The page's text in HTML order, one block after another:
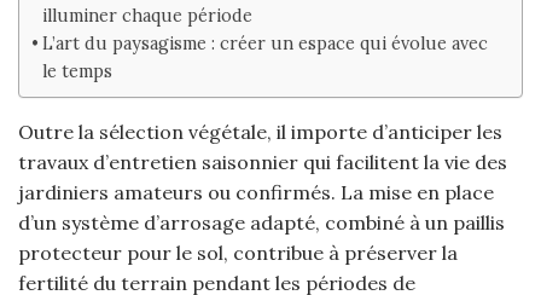
illuminer chaque période
L’art du paysagisme : créer un espace qui évolue avec
le temps
Outre la sélection végétale, il importe d’anticiper les
travaux d’entretien saisonnier qui facilitent la vie des
jardiniers amateurs ou confirmés. La mise en place
d’un système d’arrosage adapté, combiné à un paillis
protecteur pour le sol, contribue à préserver la
fertilité du terrain pendant les périodes de